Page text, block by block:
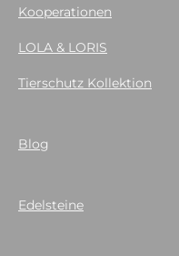
Kooperationen
LOLA & LORIS
Tierschutz Kollektion
Blog
Edelsteine